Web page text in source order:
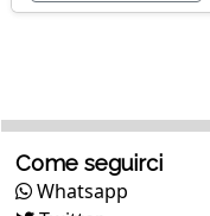
Come seguirci
Whatsapp